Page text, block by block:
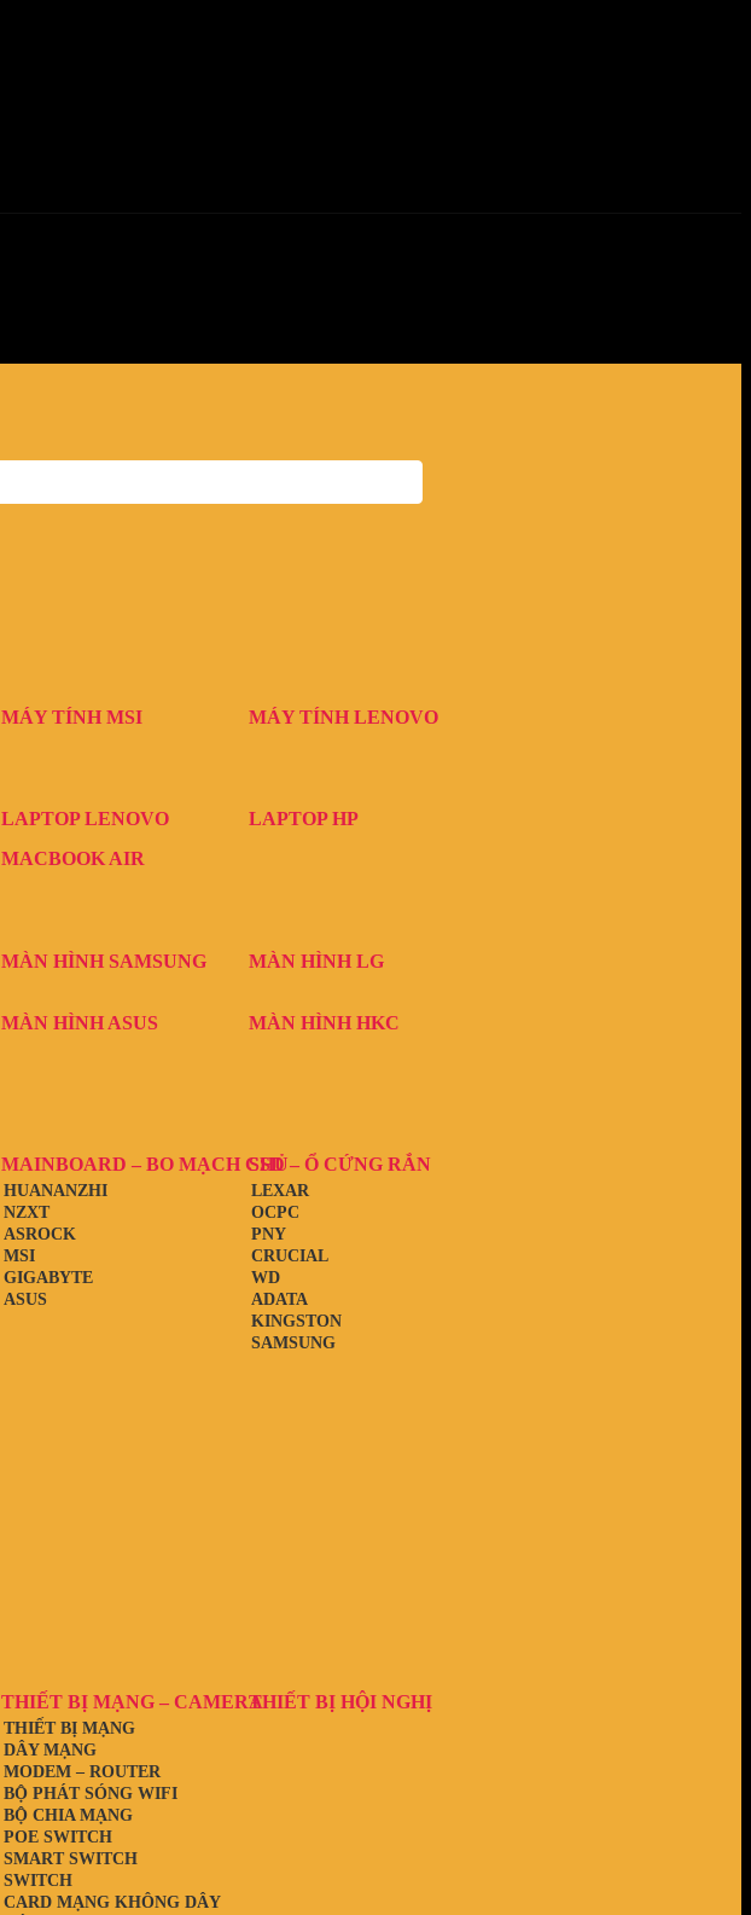
MÁY TÍNH MSI MÁY TÍNH LENOVO
LAPTOP LENOVO
LAPTOP HP
MACBOOK AIR
MÀN HÌNH SAMSUNG MÀN HÌNH LG
MÀN HÌNH ASUS
MÀN HÌNH HKC
MAINBOARD – BO MẠCH CHỦ
ASUS
GIGABYTE
MSI
ASROCK
NZXT
HUANANZHI
SSD – Ổ CỨNG RẮN
SAMSUNG
KINGSTON
ADATA
WD
CRUCIAL
PNY
OCPC
LEXAR
THIẾT BỊ MẠNG – CAMERA
THIẾT BỊ MẠNG
CARD MẠNG KHÔNG DÂY
BỘ CHIA MẠNG
SWITCH
SMART SWITCH
POE SWITCH
BỘ PHÁT SÓNG WIFI
MODEM – ROUTER
DÂY MẠNG
THIẾT BỊ HỘI NGHỊ